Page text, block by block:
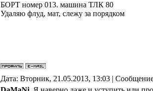
БОРТ номер 013. машина ТЛК 80
Удаляю флуд, мат, слежу за порядком
Дата: Вторник, 21.05.2013, 13:03 |